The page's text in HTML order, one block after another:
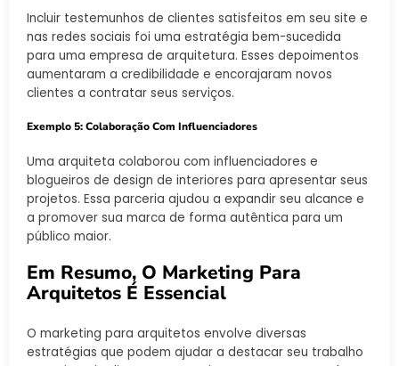
Incluir testemunhos de clientes satisfeitos em seu site e
nas redes sociais foi uma estratégia bem-sucedida
para uma empresa de arquitetura. Esses depoimentos
aumentaram a credibilidade e encorajaram novos
clientes a contratar seus serviços.
Exemplo 5: Colaboração Com Influenciadores
Uma arquiteta colaborou com influenciadores e
blogueiros de design de interiores para apresentar seus
projetos. Essa parceria ajudou a expandir seu alcance e
a promover sua marca de forma autêntica para um
público maior.
Em Resumo, O Marketing Para
Arquitetos É Essencial
O marketing para arquitetos envolve diversas
estratégias que podem ajudar a destacar seu trabalho